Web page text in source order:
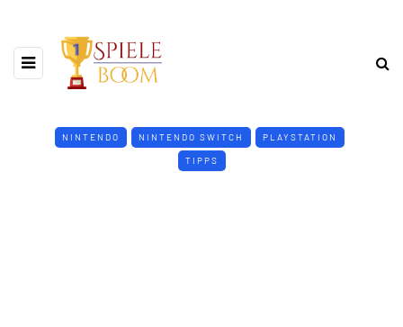
NINTENDO NINTENDO SWITCH PLAYSTATION
TIPPS